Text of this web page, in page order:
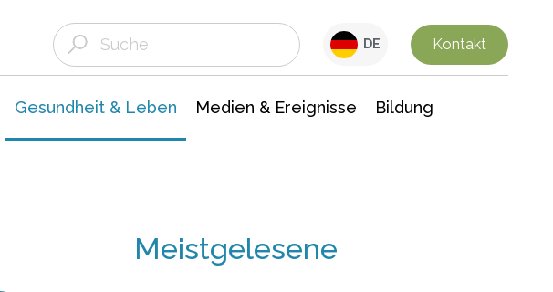
DE Kontakt
Gesundheit & Leben Medien & Ereignisse Bildung
Meistgelesene